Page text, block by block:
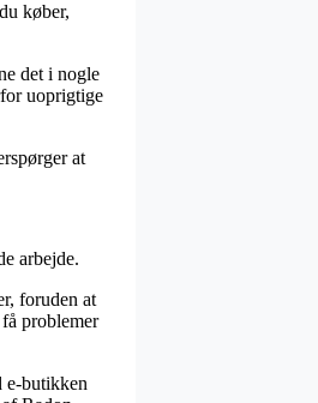
køber,
det i nogle
uoprigtige
at
arbejde.
foruden at
problemer
e-butikken